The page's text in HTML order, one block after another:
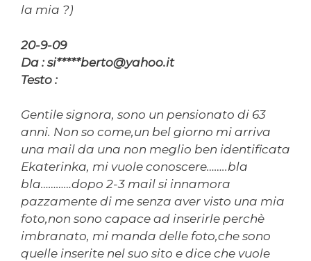
la mia ?)
20-9-09
Da : si*****berto@yahoo.it
Testo :
Gentile signora, sono un pensionato di 63
anni. Non so come,un bel giorno mi arriva
una mail da una non meglio ben identificata
Ekaterinka, mi vuole conoscere……..bla
bla…………dopo 2-3 mail si innamora
pazzamente di me senza aver visto una mia
foto,non sono capace ad inserirle perchè
imbranato, mi manda delle foto,che sono
quelle inserite nel suo sito e dice che vuole